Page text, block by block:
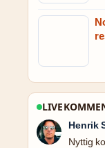
Henrik
Nyttig